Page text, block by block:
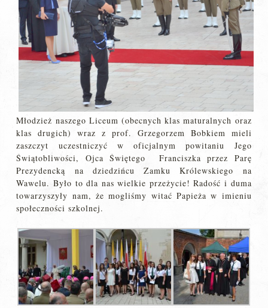
Młodzież naszego Liceum (obecnych klas maturalnych oraz
klas drugich) wraz z prof. Grzegorzem Bobkiem mieli
zaszczyt uczestniczyć w oficjalnym powitaniu Jego
Świątobliwości, Ojca Świętego Franciszka przez Parę
Prezydencką na dziedzińcu Zamku Królewskiego na
Wawelu. Było to dla nas wielkie przeżycie! Radość i duma
towarzyszyły nam, że mogliśmy witać Papieża w imieniu
społeczności szkolnej.